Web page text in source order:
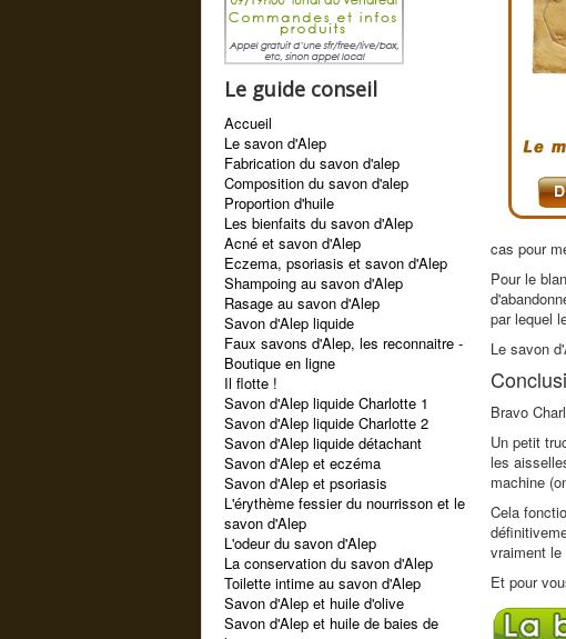
Le guide conseil
Accueil
Le savon d'Alep
Fabrication du savon d'alep
Composition du savon d'alep
Proportion d'huile
Les bienfaits du savon d'Alep
Acné et savon d'Alep
Eczema, psoriasis et savon d'Alep
Shampoing au savon d'Alep
Rasage au savon d'Alep
Savon d'Alep liquide
Faux savons d'Alep, les reconnaitre -
Boutique en ligne
Il flotte !
Savon d'Alep liquide Charlotte 1
Savon d'Alep liquide Charlotte 2
Savon d'Alep liquide détachant
Savon d'Alep et eczéma
Savon d'Alep et psoriasis
L'érythème fessier du nourrisson et le
savon d'Alep
L'odeur du savon d'Alep
La conservation du savon d'Alep
Toilette intime au savon d'Alep
Savon d'Alep et huile d'olive
Savon d'Alep et huile de baies de
cas pour
Pour le
par lequel
Le savon
Bravo
Un petit
les
machine
Cela
vraiment
Et pour